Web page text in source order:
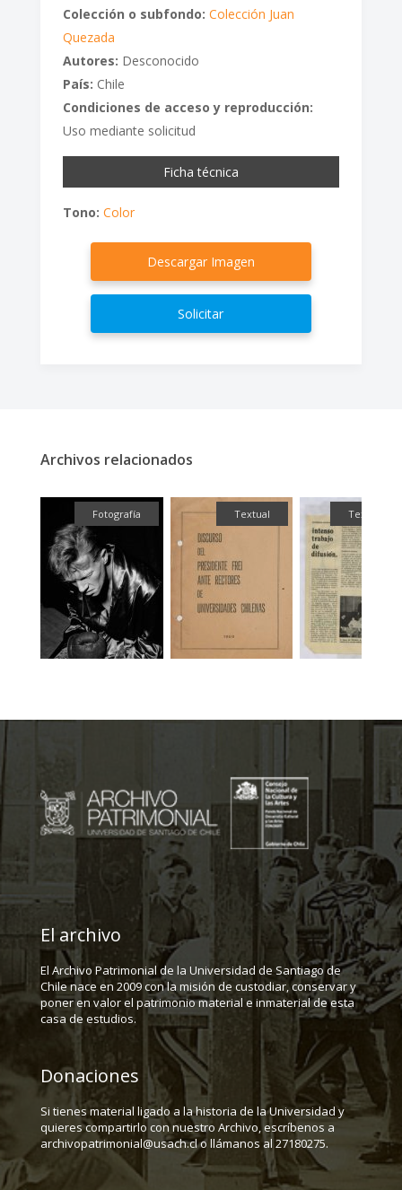
Colección o subfondo: Colección Juan
Quezada
Autores: Desconocido
País: Chile
Condiciones de acceso y reproducción:
Uso mediante solicitud
Ficha técnica
Tono: Color
Descargar Imagen
Solicitar
Archivos relacionados
Fotografía Textual Textual
El archivo
El Archivo Patrimonial de la Universidad de Santiago de
Chile nace en 2009 con la misión de custodiar, conservar y
poner en valor el patrimonio material e inmaterial de esta
casa de estudios.
Donaciones
Si tienes material ligado a la historia de la Universidad y
quieres compartirlo con nuestro Archivo, escríbenos a
archivopatrimonial@usach.cl o llámanos al 27180275.